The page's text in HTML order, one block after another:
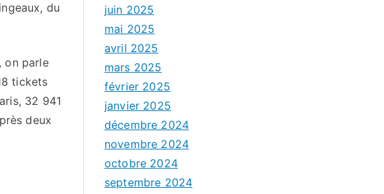
du
on parle
tickets
32 941
deux
juin 2025
mai 2025
avril 2025
mars 2025
février 2025
janvier 2025
décembre 2024
novembre 2024
octobre 2024
septembre 2024